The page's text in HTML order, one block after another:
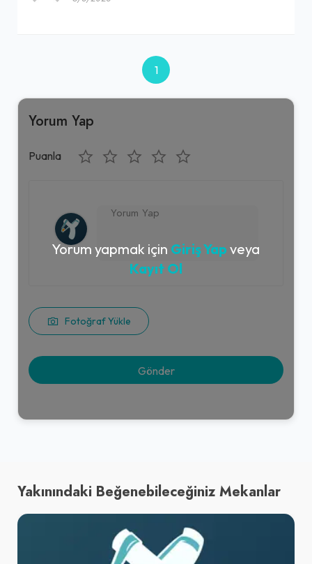
1
Yorum Yap
Puanla
Fotoğraf Yükle
Yorum yapmak için Giriş Yap veya
Kayıt Ol
Yakınındaki Beğenebileceğiniz Mekanlar